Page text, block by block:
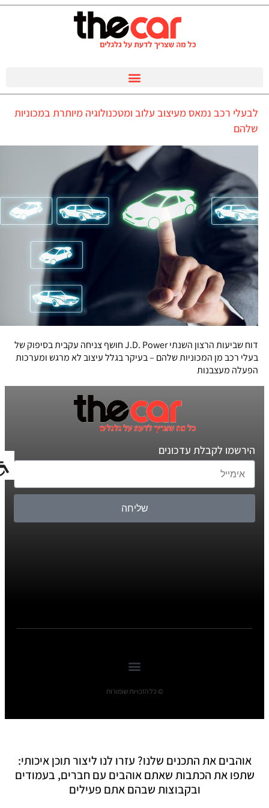
לבעלי רכב נמאס מעיצוב עלוב ומטכנולוגיה מיותרת במכוניות
שלהם
דוח שביעות הרצון השנתי J.D. Power חושף צניחה עקבית בסיפוק של
בעלי רכב מן המכוניות שלהם – בעיקר בגלל עיצוב לא מרגש ומערכות
הפעלה מעצבנות
הירשמו לקבלת עדכונים
שליחה
© כל הזכויות שומורות
אוהבים את התכנים שלנו? עזרו לנו ליצור תוכן איכותי:
שתפו את הכתבות שאתם אוהבים עם חברים, בעמודים
ובקבוצות שבהם אתם פעילים